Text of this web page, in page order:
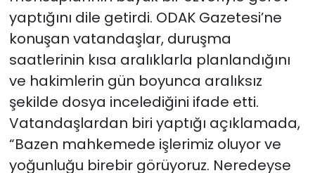
yaptığını dile getirdi. ODAK Gazetesi’ne
konuşan vatandaşlar, duruşma
saatlerinin kısa aralıklarla planlandığını
ve hakimlerin gün boyunca aralıksız
şekilde dosya incelediğini ifade etti.
Vatandaşlardan biri yaptığı açıklamada,
“Bazen mahkemede işlerimiz oluyor ve
yoğunluğu birebir görüyoruz. Neredeyse